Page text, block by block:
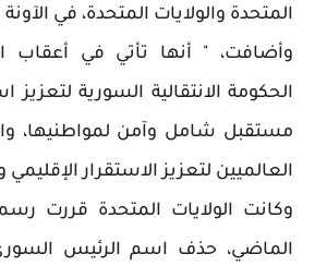
المتحدة والولايات المتحدة، في الآونة
وأضافت، " أنها تأتي في أعقاب
الحكومة الانتقالية السورية لتعزيز
مستقبل شامل وآمن لمواطنيها،
العالميين لتعزيز الاستقرار
وكانت الولايات المتحدة قررت
الماضي، حذف اسم الرئيس السوري